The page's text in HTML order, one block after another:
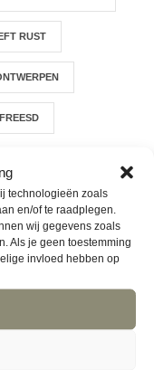
technologieën zoals
en/of te raadplegen.
wij gegevens zoals
Als je geen toestemming
invloed hebben op
RUST
BINNEN EN